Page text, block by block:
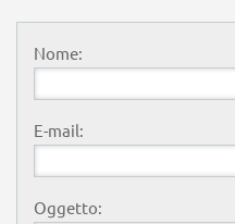
Nome:
E-mail:
Oggetto: